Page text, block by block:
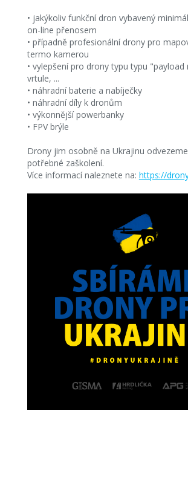
• jakýkoliv funkční dron vybavený
on-line přenosem
• případně profesionální drony pro
termo kamerou
• vylepšení pro drony typu typu "payload
vrtule, ...
• náhradní baterie a nabíječky
• náhradní díly k dronům
• výkonnější powerbanky
• FPV brýle
Drony jim osobně na Ukrajinu
potřebné zaškolení.
Více informací naleznete na: https://